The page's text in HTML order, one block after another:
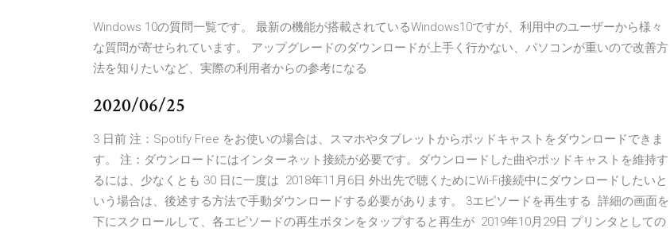
Windows 10の質問一覧です。 最新の機能が搭載されているWindows10ですが、利用中のユーザーから様々
な質問が寄せられています。 アップグレードのダウンロードが上手く行かない、パソコンが重いので改善方
法を知りたいなど、実際の利用者からの参考になる
2020/06/25
3 日前 注：Spotify Free をお使いの場合は、スマホやタブレットからポッドキャストをダウンロードできま
す。 注：ダウンロードにはインターネット接続が必要です。ダウンロードした曲やポッドキャストを維持す
るには、少なくとも 30 日に一度は 2018年11月6日 外出先で聴くためにWi-Fi接続中にダウンロードしたいと
いう場合は、後述する方法で手動ダウンロードする必要があります。 3エピソードを再生する. 詳細の画面を
下にスクロールして、各エピソードの再生ボタンをタップすると再生が 2019年10月29日 プリンタとしての